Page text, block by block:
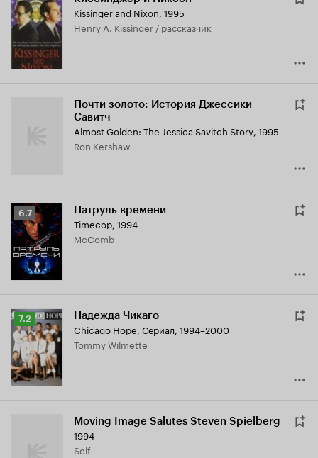
Kissinger and Nixon, 1995
Henry A. Kissinger / рассказчик
Почти золото: История Джессики
Савитч
Almost Golden: The Jessica Savitch Story, 1995
Ron Kershaw
Рейтинг
Кинопоиска
6.7
6.7 Патруль времени
Timecop, 1994
McComb
Рейтинг
Кинопоиска
7.2
7.2 Надежда Чикаго
Chicago Hope, Сериал, 1994–2000
Tommy Wilmette
Moving Image Salutes Steven Spielberg
1994
Self